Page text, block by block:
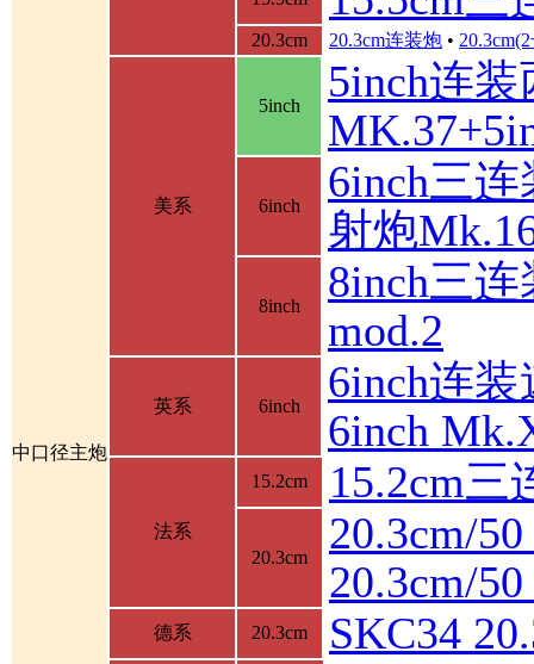
中口径主炮
20.3cm 20.3cm连装炮 •
美系
5inch
5inch连
6inch
6inch三
射炮
8inch
8inch三
mod.2
英系 6inch
6inch连
6inch
法系
15.2cm 15.2cm三
20.3cm
20.3cm/
20.3cm/
德系 20.3cm SKC34